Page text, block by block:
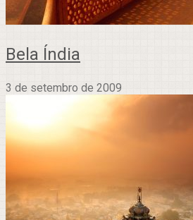
Bela Índia
3 de setembro de 2009